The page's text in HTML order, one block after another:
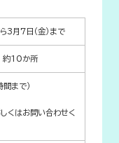
3月7日（金）まで
約10か所
まで）
くはお問い合わせく